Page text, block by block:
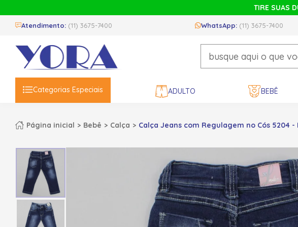
TIRE SUAS
Atendimento: (11) 3675-7400 WhatsApp: (11) 3675-7400
Categorias Especiais ADULTO BEBÊ
Página inicial Bebê Calça Calça Jeans com Regulagem no Cós 5204 -